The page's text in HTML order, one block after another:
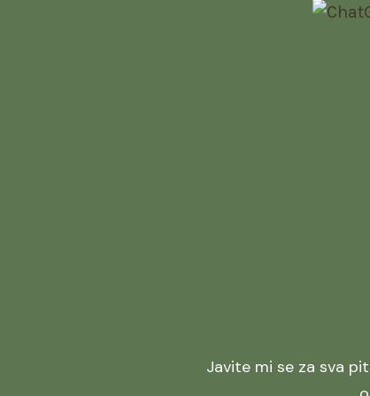
Javite mi se za sva